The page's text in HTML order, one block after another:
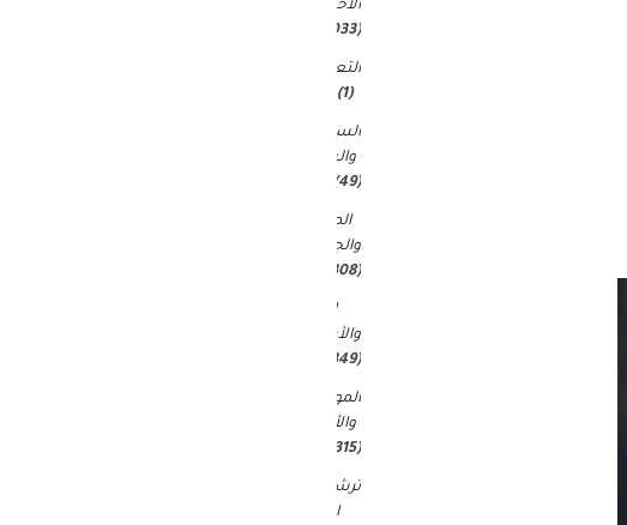
الاخبار
(9٬033)
التعليم
(1)
السياحة
والسفر
(49)
الصحة
والجمال
(15٬308)
والأعمال
(349)
الموضة
والأزياء
(315)
ترشيحات
المحرر